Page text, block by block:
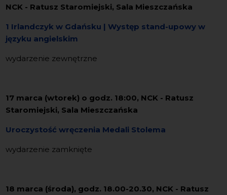
NCK - Ratusz Staromiejski, Sala Mieszczańska
1 Irlandczyk w Gdańsku | Występ stand-upowy w
języku angielskim
wydarzenie zewnętrzne
17 marca (wtorek) o godz. 18:00, NCK - Ratusz
Staromiejski, Sala Mieszczańska
Uroczystość wręczenia Medali Stolema
wydarzenie zamknięte
18 marca (środa), godz. 18.00-20.30, NCK - Ratusz